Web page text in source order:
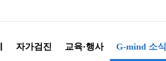
자가검진 교육·행사 G-mind 소식